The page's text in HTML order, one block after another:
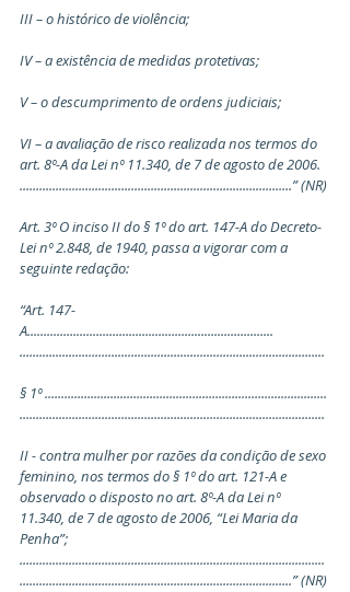
III – o histórico de violência;
IV – a existência de medidas protetivas;
V – o descumprimento de ordens judiciais;
VI – a avaliação de risco realizada nos termos do
art. 8º-A da Lei nº 11.340, de 7 de agosto de 2006.
...................................................................................” (NR)
Art. 3º O inciso II do § 1º do art. 147-A do Decreto-
Lei nº 2.848, de 1940, passa a vigorar com a
seguinte redação:
“Art. 147-
A...........................................................................
.............................................................................................
§ 1º ......................................................................................
.............................................................................................
II - contra mulher por razões da condição de sexo
feminino, nos termos do § 1º do art. 121-A e
observado o disposto no art. 8º-A da Lei nº
11.340, de 7 de agosto de 2006, “Lei Maria da
Penha”;
.............................................................................................
...................................................................................” (NR)